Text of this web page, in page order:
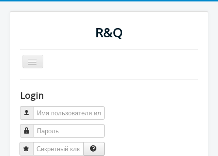
R&Q
Включить/
выключить
Форум
Последнее
Поиск
Скачать
Ночные сборки
Файлы
RQводство
Login